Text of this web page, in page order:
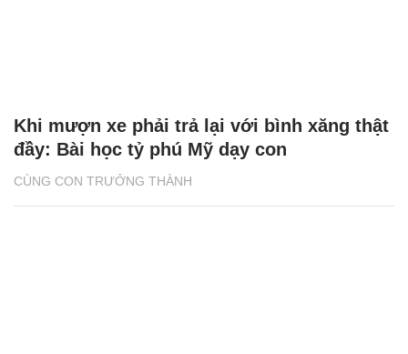
CÙNG CON TRƯỞNG THÀNH
Khi mượn xe phải trả lại với bình xăng thật
đầy: Bài học tỷ phú Mỹ dạy con